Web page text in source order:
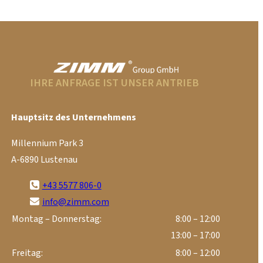
IHRE ANFRAGE IST UNSER ANTRIEB
Hauptsitz des Unternehmens
Millennium Park 3
A-6890 Lustenau
+43 5577 806-0
info@zimm.com
Montag – Donnerstag:
8:00 – 12:00
13:00 – 17:00
Freitag:
8:00 – 12:00